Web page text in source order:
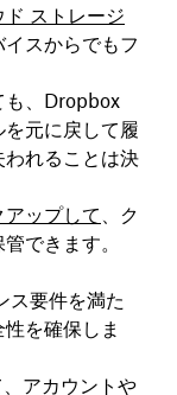
ド ストレージ
スからでもフ
も、Dropbox
元に戻して履
れることは決
ップして 、ク
できます。
ス要件を満た
を確保しま
アカウントや